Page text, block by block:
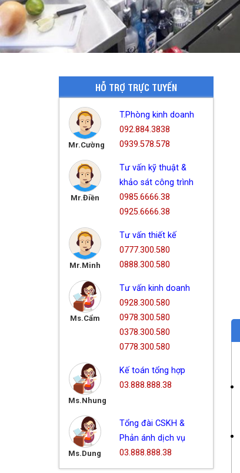
HỖ TRỢ TRỰC TUYẾN
Mr.Cường
T.Phòng kinh doanh
092.884.3838
0939.578.578
Mr.Điền
Tư vấn kỹ thuật &
khảo sát công trình
0985.6666.38
0925.6666.38
Mr.Minh
Tư vấn thiết kế
0777.300.580
0888.300.580
Ms.Cẩm
Tư vấn kinh doanh
0928.300.580
0978.300.580
0378.300.580
0778.300.580
Ms.Nhung
Kế toán tổng hợp
03.888.888.38
Ms.Dung
Tổng đài CSKH &
Phản ánh dịch vụ
03.888.888.38